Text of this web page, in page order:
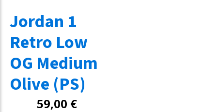
Jordan 1
Retro Low
OG Medium
Olive (PS)
59,00 €